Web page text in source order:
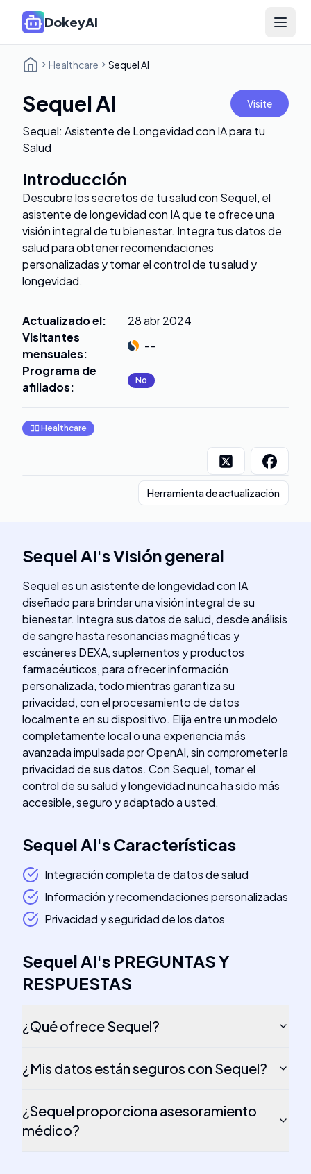
DokeyAI Open
Healthcare Sequel AI
Sequel AI Visite
Sequel: Asistente de Longevidad con IA para tu
Salud
Introducción
Descubre los secretos de tu salud con Sequel, el
asistente de longevidad con IA que te ofrece una
visión integral de tu bienestar. Integra tus datos de
salud para obtener recomendaciones
personalizadas y tomar el control de tu salud y
longevidad.
Actualizado el:
28 abr 2024
Visitantes
mensuales:
--
Programa de
afiliados: No
👩‍⚕️ Healthcare
Herramienta de actualización
Sequel AI'sVisión general
Sequel es un asistente de longevidad con IA
diseñado para brindar una visión integral de su
bienestar. Integra sus datos de salud, desde análisis
de sangre hasta resonancias magnéticas y
escáneres DEXA, suplementos y productos
farmacéuticos, para ofrecer información
personalizada, todo mientras garantiza su
privacidad, con el procesamiento de datos
localmente en su dispositivo. Elija entre un modelo
completamente local o una experiencia más
avanzada impulsada por OpenAI, sin comprometer la
privacidad de sus datos. Con Sequel, tomar el
control de su salud y longevidad nunca ha sido más
accesible, seguro y adaptado a usted.
Sequel AI'sCaracterísticas
Integración completa de datos de salud
Información y recomendaciones personalizadas
Privacidad y seguridad de los datos
Sequel AI's PREGUNTAS Y
RESPUESTAS
¿Qué ofrece Sequel?
¿Mis datos están seguros con Sequel?
¿Sequel proporciona asesoramiento
médico?